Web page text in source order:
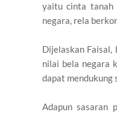
yaitu cinta tanah
negara, rela
Dijelaskan Faisal,
nilai bela negara
dapat mendukung
Adapun sasaran